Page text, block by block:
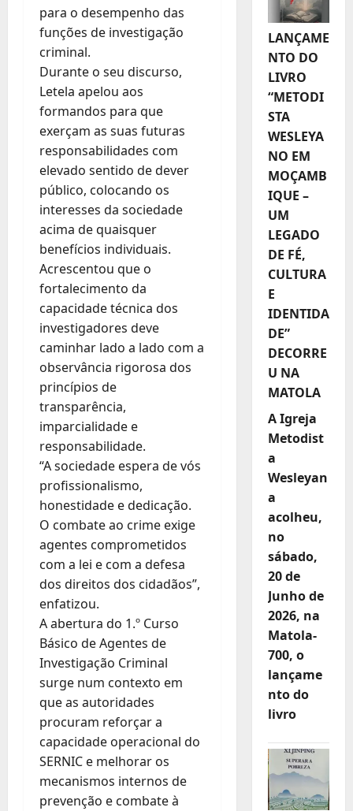
para o desempenho das
funções de investigação
criminal.
Durante o seu discurso,
Letela apelou aos
formandos para que
exerçam as suas futuras
responsabilidades com
elevado sentido de dever
público, colocando os
interesses da sociedade
acima de quaisquer
benefícios individuais.
Acrescentou que o
fortalecimento da
capacidade técnica dos
investigadores deve
caminhar lado a lado com a
observância rigorosa dos
princípios de
transparência,
imparcialidade e
responsabilidade.
“A sociedade espera de vós
profissionalismo,
honestidade e dedicação.
O combate ao crime exige
agentes comprometidos
com a lei e com a defesa
dos direitos dos cidadãos”,
enfatizou.
A abertura do 1.º Curso
Básico de Agentes de
Investigação Criminal
surge num contexto em
que as autoridades
procuram reforçar a
capacidade operacional do
SERNIC e melhorar os
mecanismos internos de
prevenção e combate à
LANÇAME
NTO DO
LIVRO
“METODI
STA
WESLEYA
NO EM
MOÇAMB
IQUE –
UM
LEGADO
DE FÉ,
CULTURA
E
IDENTIDA
DE”
DECORRE
U NA
MATOLA
A Igreja
Metodist
a
Wesleyan
a
acolheu,
no
sábado,
20 de
Junho de
2026, na
Matola-
700, o
lançame
nto do
livro